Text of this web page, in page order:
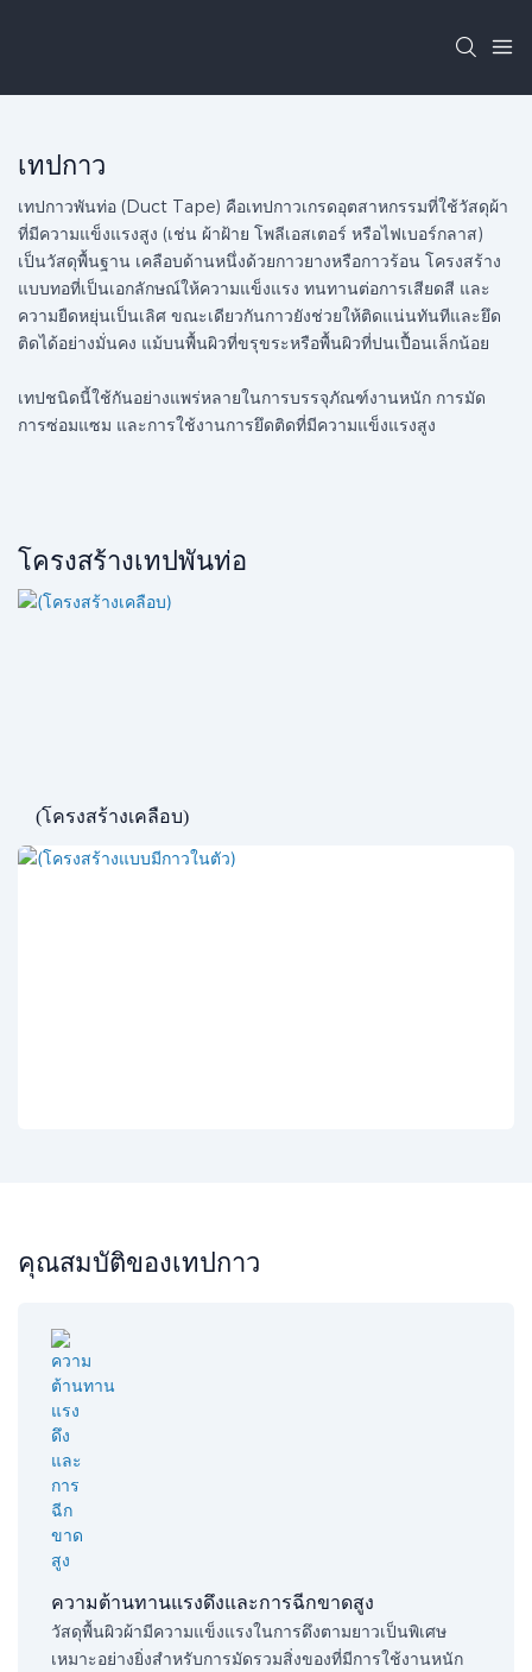
เทปกาว
เทปกาวพันท่อ (Duct Tape) คือเทปกาวเกรดอุตสาหกรรมที่ใช้วัสดุผ้า
ที่มีความแข็งแรงสูง (เช่น ผ้าฝ้าย โพลีเอสเตอร์ หรือไฟเบอร์กลาส)
เป็นวัสดุพื้นฐาน เคลือบด้านหนึ่งด้วยกาวยางหรือกาวร้อน โครงสร้าง
แบบทอที่เป็นเอกลักษณ์ให้ความแข็งแรง ทนทานต่อการเสียดสี และ
ความยืดหยุ่นเป็นเลิศ ขณะเดียวกันกาวยังช่วยให้ติดแน่นทันทีและยึด
ติดได้อย่างมั่นคง แม้บนพื้นผิวที่ขรุขระหรือพื้นผิวที่ปนเปื้อนเล็กน้อย
เทปชนิดนี้ใช้กันอย่างแพร่หลายในการบรรจุภัณฑ์งานหนัก การมัด
การซ่อมแซม และการใช้งานการยึดติดที่มีความแข็งแรงสูง
โครงสร้างเทปพันท่อ
(โครงสร้างเคลือบ)
คุณสมบัติของเทปกาว
ความต้านทานแรงดึงและการฉีกขาดสูง
วัสดุพื้นผิวผ้ามีความแข็งแรงในการดึงตามยาวเป็นพิเศษ
เหมาะอย่างยิ่งสำหรับการมัดรวมสิ่งของที่มีการใช้งานหนัก